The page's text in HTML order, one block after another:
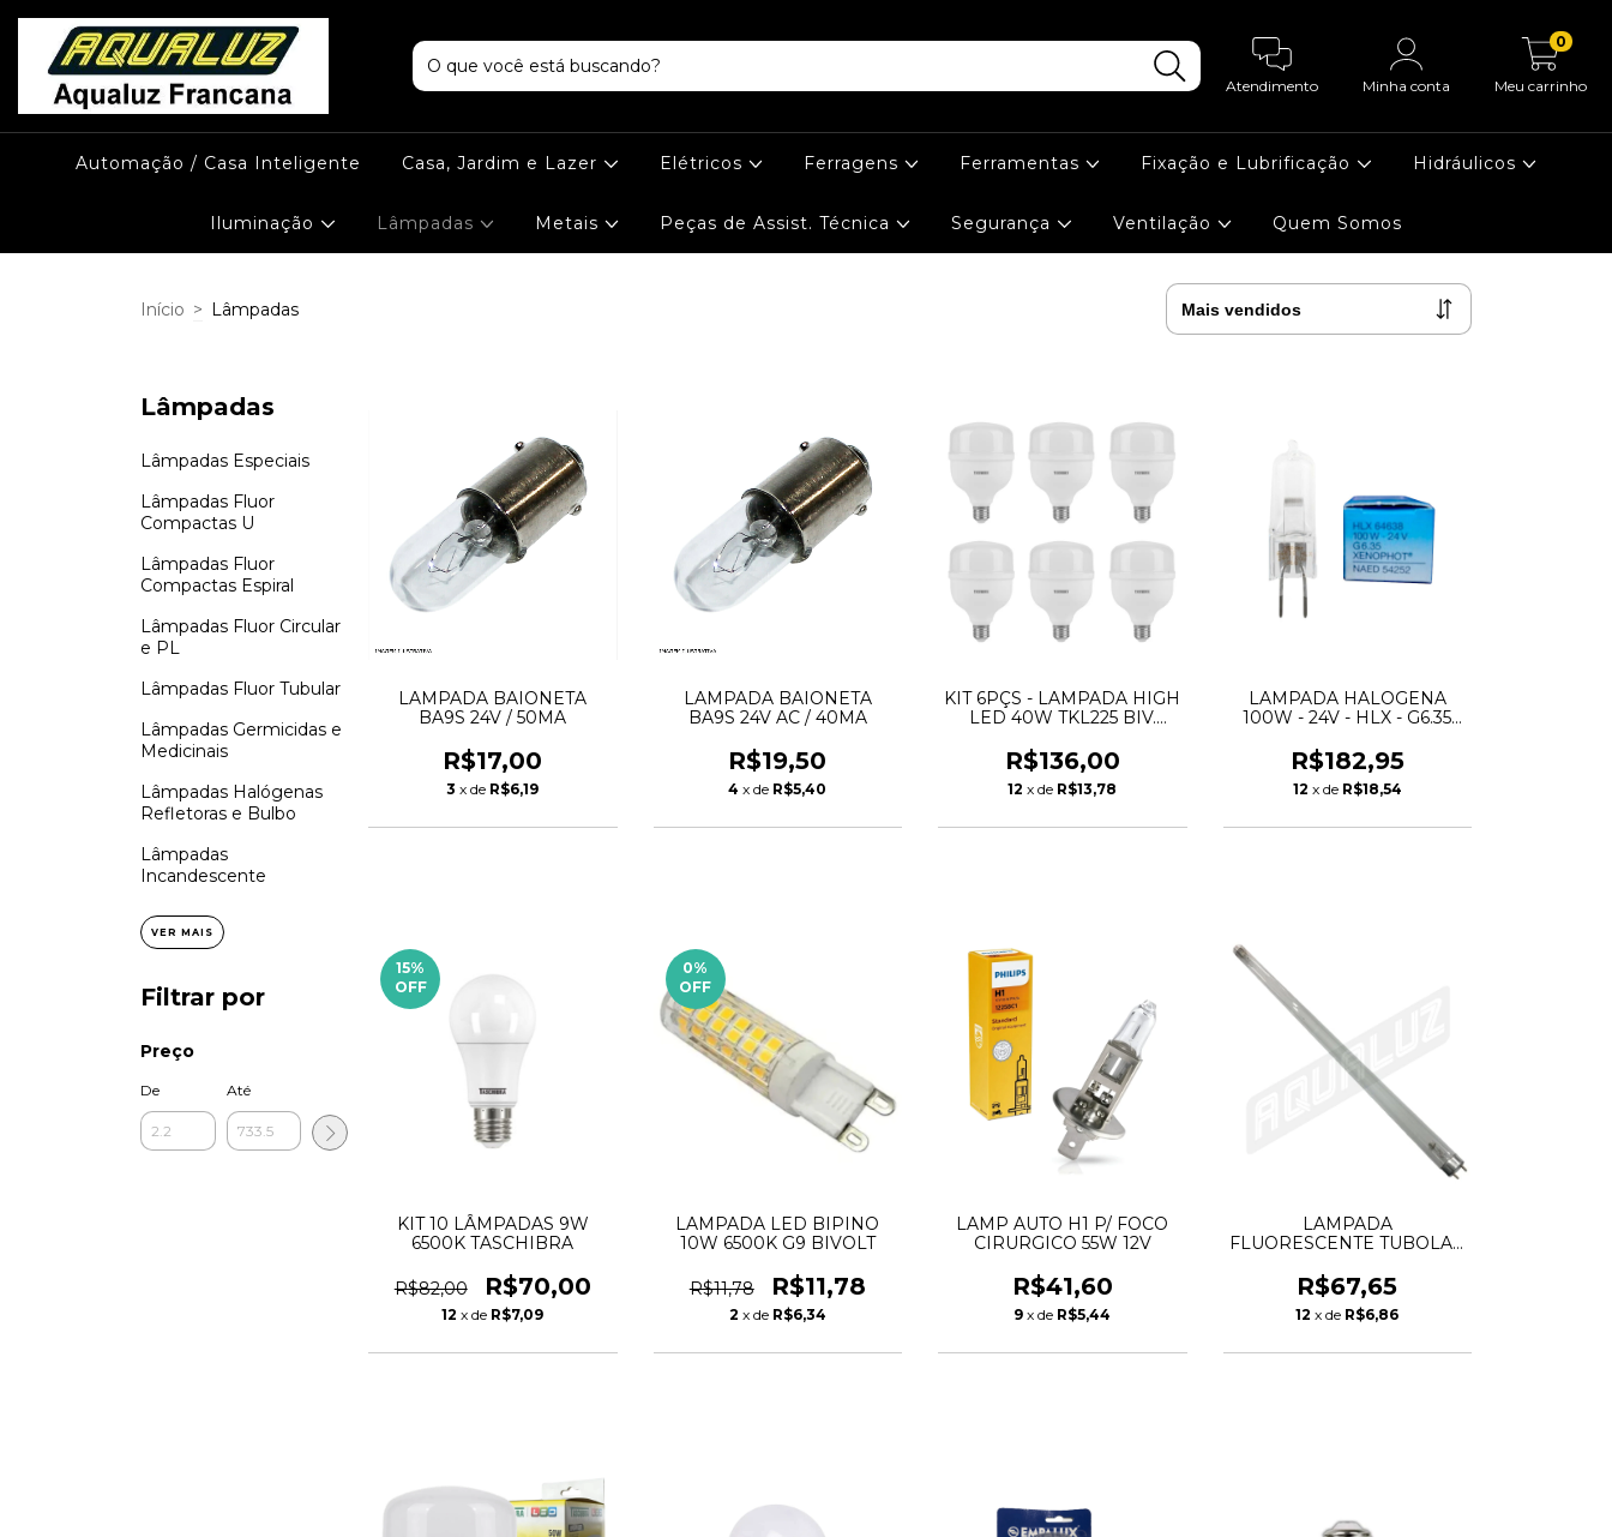
Atendimento Minha conta Meu carrinho
0
Automação / Casa Inteligente Casa, Jardim e Lazer Elétricos Ferragens Ferramentas Fixação e Lubrificação Hidráulicos
Iluminação Lâmpadas Metais Peças de Assist. Técnica Segurança Ventilação Quem Somos
Início > Lâmpadas
Lâmpadas
Lâmpadas Especiais
Lâmpadas Fluor
Compactas U
Lâmpadas Fluor
Compactas Espiral
Lâmpadas Fluor Circular
e PL
Lâmpadas Fluor Tubular
Lâmpadas Germicidas e
Medicinais
Lâmpadas Halógenas
Refletoras e Bulbo
Lâmpadas
Incandescente
VER MAIS
Filtrar por
Preço
De Até
LAMPADA BAIONETA
BA9S 24V / 50MA
R$17,00
3 x de R$6,19
LAMPADA BAIONETA
BA9S 24V AC / 40MA
R$19,50
4 x de R$5,40
KIT 6PÇS - LAMPADA HIGH
LED 40W TKL225 BIV.
R$136,00
12 x de R$13,78
LAMPADA HALOGENA
100W - 24V - HLX - G6.35
R$182,95
12 x de R$18,54
15%
OFF
KIT 10 LÂMPADAS 9W
6500K TASCHIBRA
R$82,00 R$70,00
12 x de R$7,09
0%
OFF
LAMPADA LED BIPINO
10W 6500K G9 BIVOLT
R$11,78 R$11,78
2 x de R$6,34
LAMP AUTO H1 P/ FOCO
CIRURGICO 55W 12V
R$41,60
9 x de R$5,44
LAMPADA
FLUORESCENTE TUBOLAR
R$67,65
12 x de R$6,86